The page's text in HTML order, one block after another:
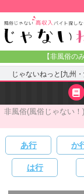
【非風俗の
じゃないねっと[九州
非風俗(風俗じゃない
あ行 か
は行